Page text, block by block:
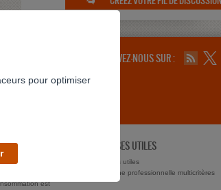
SUIVEZ-NOUS SUR :
à mes enfants ?
est
ADRESSES UTILES
Adresses utiles
Recherche professionnelle multicritères
pour optimiser